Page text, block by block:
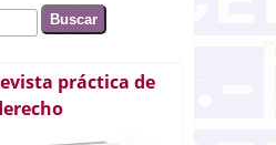
búsqueda
práctica de